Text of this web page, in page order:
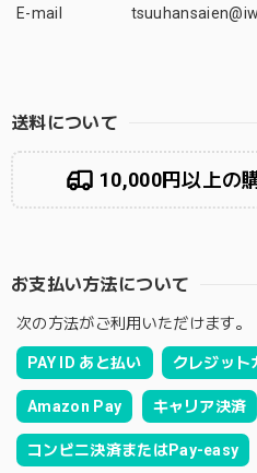
E-mail
送料について
10,000円以上の
お支払い方法について
次の方法がご利用いただけます。
PAY ID あと払い クレジット
Amazon Pay キャリア決済
コンビニ決済またはPay-easy